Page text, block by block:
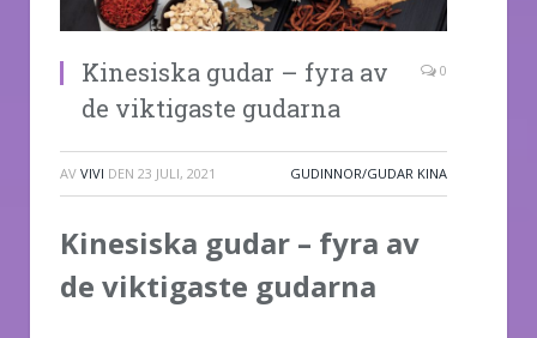
Kinesiska gudar – fyra av
de viktigaste gudarna
0
AV VIVI DEN 23 JULI, 2021 GUDINNOR/GUDAR KINA
Kinesiska gudar – fyra av
de viktigaste gudarna